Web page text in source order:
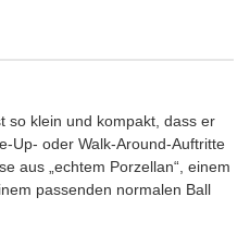
so klein und kompakt, dass er
Up- oder Walk-Around-Auftritte
aus „echtem Porzellan“, einem
passenden normalen Ball